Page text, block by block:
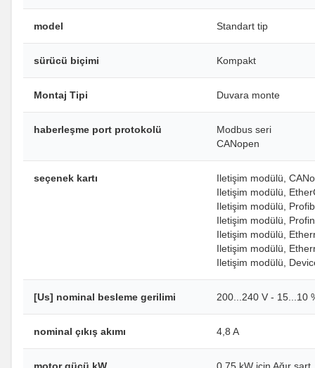
model Standart tip
sürücü biçimi Kompakt
Montaj Tipi Duvara monte
haberleşme port protokolü
Modbus seri
CANopen
seçenek kartı
Iletişim modülü,
Iletişim modülü,
Iletişim modülü,
Iletişim modülü,
Iletişim modülü,
Iletişim modülü,
Iletişim modülü,
[Us] nominal besleme gerilimi 200...240 V - 15...10
nominal çıkış akımı 4,8 A
motor gücü kW 0,75 kW için Ağır şart